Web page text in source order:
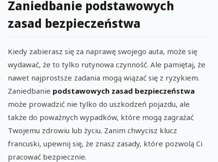
Zaniedbanie podstawowych
zasad bezpieczeństwa
Kiedy zabierasz się za naprawę swojego auta, może się
wydawać, że to tylko rutynowa czynność. Ale pamiętaj, że
nawet najprostsze zadania mogą wiązać się z ryzykiem.
Zaniedbanie podstawowych zasad bezpieczeństwa
może prowadzić nie tylko do uszkodzeń pojazdu, ale
także do poważnych wypadków, które mogą zagrażać
Twojemu zdrowiu lub życiu. Zanim chwycisz klucz
francuski, upewnij się, że znasz zasady, które pozwolą Ci
pracować bezpiecznie.